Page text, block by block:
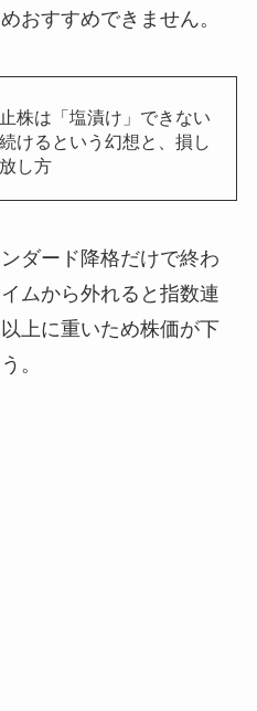
おすすめできません。
止株は「塩漬け」できない
けるという幻想と、損し
し方
ダード降格だけで終わ
ムから外れると指数連
上に重いため株価が下
。